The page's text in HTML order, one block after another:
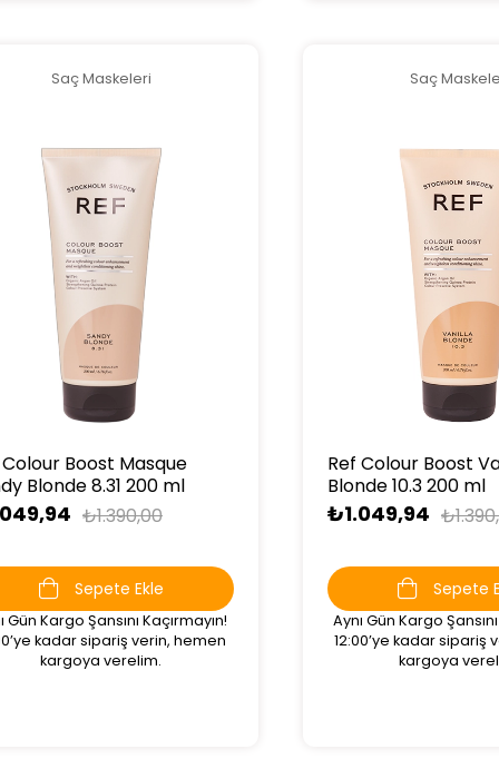
Saç Maskeleri
Boost Masque
Blonde 8.31 200 ml
₺1.390,00
Sepete Ekle
Gün Kargo Şansını Kaçırmayın!
kadar sipariş verin, hemen
kargoya verelim.
Saç
Ref Colour Boost
Blonde 10.3 200 ml
₺1.049,94
Sepete
Aynı Gün Kargo
12:00’ye kadar sipariş
kargoya